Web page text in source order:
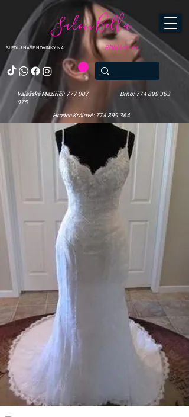
SLEDUJ NAŠE NOVINKY NA
Salon Bella
Valašské Meziříčí: 777 007
075
Brno: 774 899 363
Hradec Králové: 774 899 364
Přihlásit se